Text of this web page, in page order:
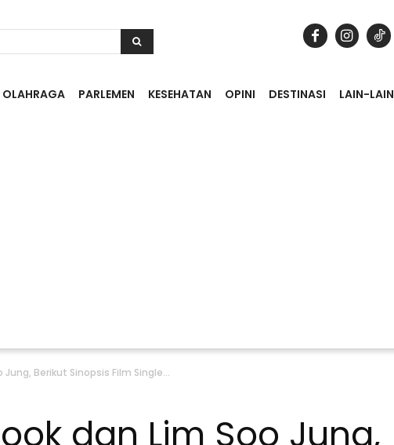
OLAHRAGA PARLEMEN KESEHATAN OPINI DESTINASI LAIN-LAIN
Berikut Sinopsis Film Single...
dan Lim Soo Jung,